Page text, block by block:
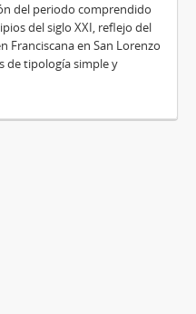
del periodo comprendido
del siglo XXI, reflejo del
Franciscana en San Lorenzo
de tipología simple y